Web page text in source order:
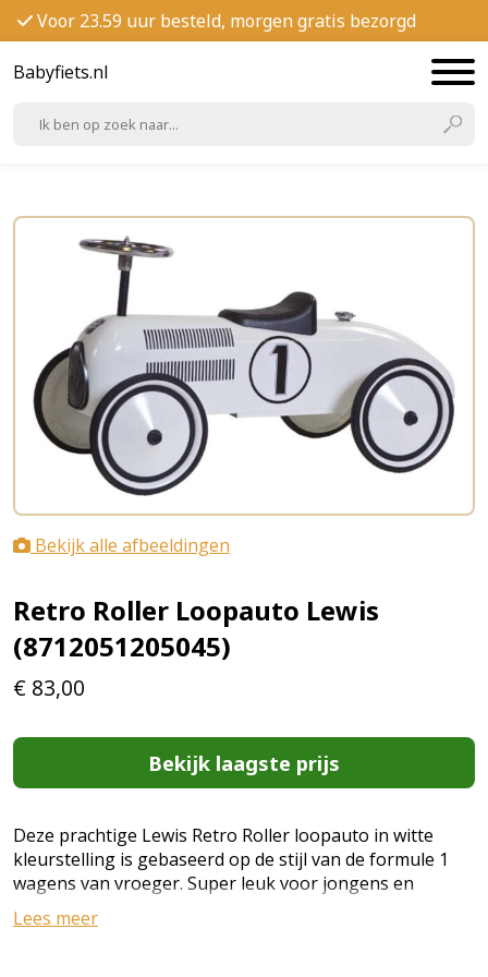
Voor 23.59 uur besteld, morgen gratis bezorgd
Babyfiets.nl
Bekijk alle afbeeldingen
Retro Roller Loopauto Lewis
(8712051205045)
€ 83,00
Bekijk laagste prijs
Deze prachtige Lewis Retro Roller loopauto in witte
kleurstelling is gebaseerd op de stijl van de formule 1
wagens van vroeger. Super leuk voor jongens en
meisjes. Urenlang speelplezier voor zowel binnen- als
buiten gegarandeerd. De loopauto is voorzien van
Lees meer